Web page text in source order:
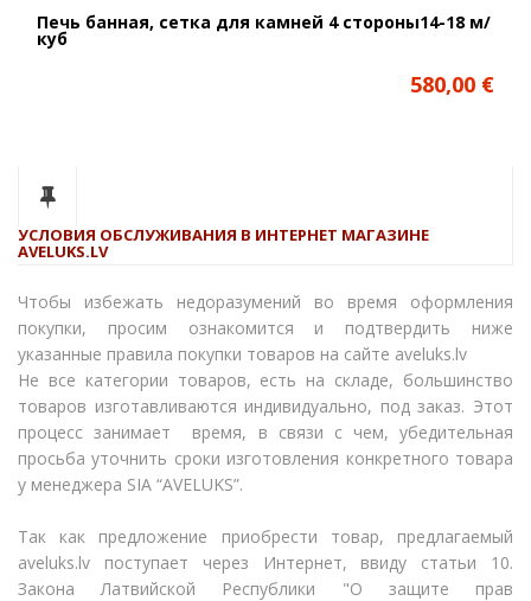
Печь банная, сетка для камней 4 стороны14-18 м/
куб
580,00 €
УСЛОВИЯ ОБСЛУЖИВАНИЯ В ИНТЕРНЕТ МАГАЗИНЕ
AVELUKS.LV
Чтобы избежать недоразумений во время оформления
покупки, просим ознакомится и подтвердить ниже
указанные правила покупки товаров на сайте aveluks.lv
Не все категории товаров, есть на складе, большинство
товаров изготавливаются индивидуально, под заказ. Этот
процесс занимает время, в связи с чем, убедительная
просьба уточнить сроки изготовления конкретного товара
у менеджера SIA “AVELUKS”.
Так как предложение приобрести товар, предлагаемый
aveluks.lv поступает через Интернет, ввиду статьи 10.
Закона Латвийской Республики "О защите прав